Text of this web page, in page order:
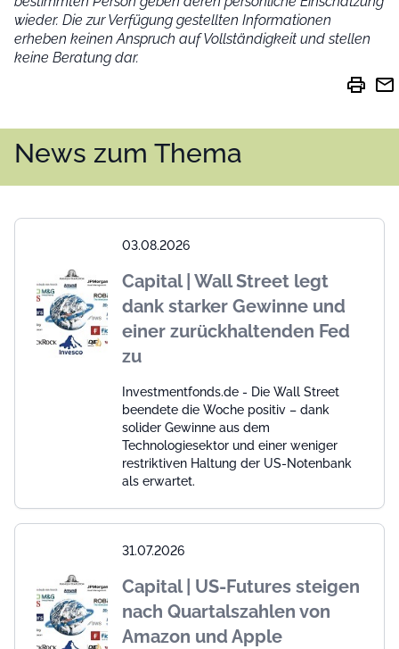
wieder. Die zur Verfügung gestellten Informationen
erheben keinen Anspruch auf Vollständigkeit und stellen
keine Beratung dar.
print mail
News zum Thema
03.08.2026
Capital | Wall Street legt
dank starker Gewinne und
einer zurückhaltenden Fed
zu
Investmentfonds.de - Die Wall Street
beendete die Woche positiv – dank
solider Gewinne aus dem
Technologiesektor und einer weniger
restriktiven Haltung der US-Notenbank
als erwartet.
31.07.2026
Capital | US-Futures steigen
nach Quartalszahlen von
Amazon und Apple